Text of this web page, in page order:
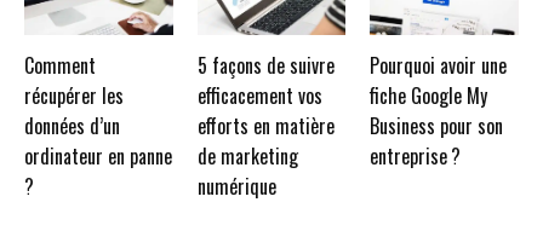
Comment
récupérer les
données d’un
ordinateur en panne
?
5 façons de suivre
efficacement vos
efforts en matière
de marketing
numérique
Pourquoi avoir une
fiche Google My
Business pour son
entreprise ?